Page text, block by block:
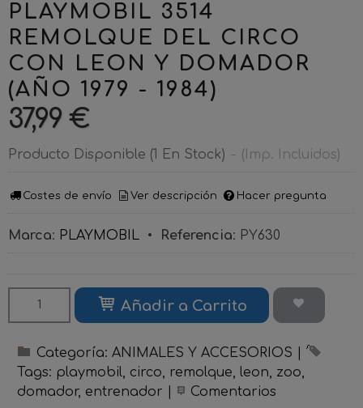
PLAYMOBIL 3514
REMOLQUE DEL CIRCO
CON LEON Y DOMADOR
(AÑO 1979 - 1984)
37,99 €
Producto Disponible (1 En Stock) - (Imp. Incluidos)
Costes de envío Ver descripción Hacer pregunta
Marca: PLAYMOBIL • Referencia: PY630
Añadir a Carrito
Categoría: ANIMALES Y ACCESORIOS
Tags: playmobil circo remolque leon
zoo
domador entrenador Comentarios